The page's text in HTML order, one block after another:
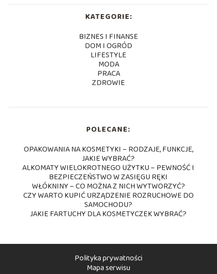
KATEGORIE:
BIZNES I FINANSE
DOM I OGRÓD
LIFESTYLE
MODA
PRACA
ZDROWIE
POLECANE:
OPAKOWANIA NA KOSMETYKI – RODZAJE, FUNKCJE,
JAKIE WYBRAĆ?
ALKOMATY WIELOKROTNEGO UŻYTKU – PEWNOŚĆ I
BEZPIECZEŃSTWO W ZASIĘGU RĘKI
WŁÓKNINY – CO MOŻNA Z NICH WYTWORZYĆ?
CZY WARTO KUPIĆ URZĄDZENIE ROZRUCHOWE DO
SAMOCHODU?
JAKIE FARTUCHY DLA KOSMETYCZEK WYBRAĆ?
Polityka prywatności
Mapa serwisu